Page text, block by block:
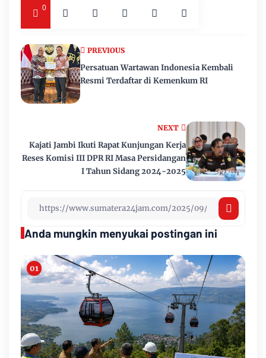
0
NEXT
Kajati Jambi Ikuti Rapat Kunjungan Kerja
Reses Komisi III DPR RI Masa Persidangan
I Tahun Sidang 2024-2025
PREVIOUS
Persatuan Wartawan Indonesia Kembali
Resmi Terdaftar di Kemenkum RI
Anda mungkin menyukai postingan ini